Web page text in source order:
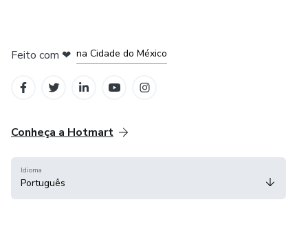
Feito com ❤ na Cidade do México
Conheça a Hotmart
Idioma
Português